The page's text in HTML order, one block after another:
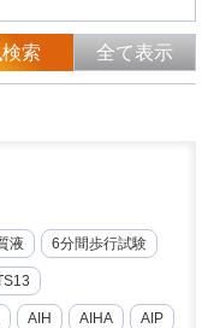
検索 全て表示
液 6分間歩行試験
AIH AIHA AIP